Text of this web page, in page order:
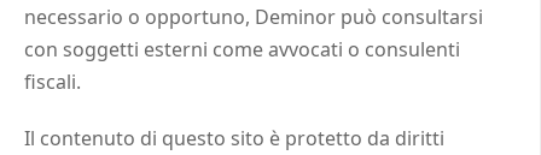
necessario o opportuno, Deminor può consultarsi
con soggetti esterni come avvocati o consulenti
fiscali.
Il contenuto di questo sito è protetto da diritti